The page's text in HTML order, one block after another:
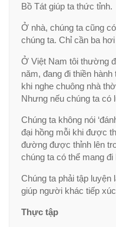
Bồ Tát giúp ta thức tỉnh.
Ở nhà, chúng ta cũng
chúng ta. Chỉ cần ba
Ở Việt Nam tôi thường
năm, đang đi thiền
khi nghe chuông nhà
Nhưng nếu chúng ta có
Chúng ta không nói
đại hồng mỗi khi được
đường được thỉnh lên
chúng ta có thể mang
Chúng ta phải tập
giúp người khác tiếp
Thực tập